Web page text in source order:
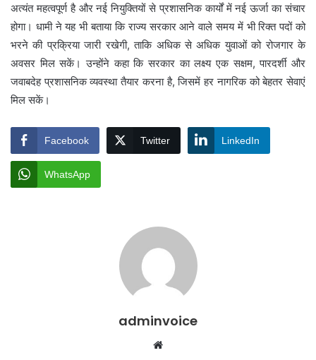
अत्यंत महत्वपूर्ण है और नई नियुक्तियों से प्रशासनिक कार्यों में नई ऊर्जा का संचार
होगा। धामी ने यह भी बताया कि राज्य सरकार आने वाले समय में भी रिक्त पदों को
भरने की प्रक्रिया जारी रखेगी, ताकि अधिक से अधिक युवाओं को रोजगार के
अवसर मिल सकें। उन्होंने कहा कि सरकार का लक्ष्य एक सक्षम, पारदर्शी और
जवाबदेह प्रशासनिक व्यवस्था तैयार करना है, जिसमें हर नागरिक को बेहतर सेवाएं
मिल सकें।
Facebook Twitter LinkedIn
WhatsApp
adminvoice
Website